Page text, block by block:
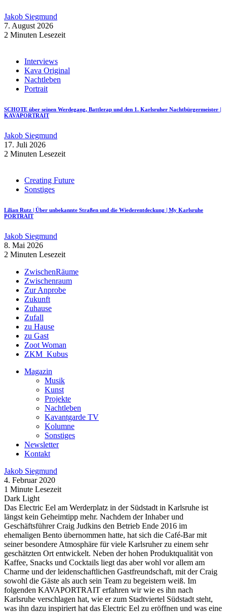
Jakob Siegmund
7. August 2026
2 Minuten Lesezeit
Interviews
Kava Original
Nachtleben
Portrait
SCHOTE über seinen Werdegang, Battlerap und den 1. Karlsruher Nachtbürgermeister |
KAVAPORTRAIT
Jakob Siegmund
17. Juli 2026
2 Minuten Lesezeit
Creating Future
Sonstiges
Lilian Rutz | Über unbekannte Straßen und die Wiederentdeckung | My Karlsruhe
PORTRAIT
Jakob Siegmund
8. Mai 2026
2 Minuten Lesezeit
ZwischenRäume
Zwischenraum
Zur Anprobe
Zukunft
Zuhause
Zufall
zu Hause
zu Gast
Zoot Woman
ZKM_Kubus
Magazin
Musik
Kunst
Projekte
Nachtleben
Kavantgarde TV
Kolumne
Sonstiges
Newsletter
Kontakt
Jakob Siegmund
4. Februar 2020
1 Minute Lesezeit
Dark Light
Das Electric Eel am Werderplatz in der Südstadt in Karlsruhe ist
längst kein Geheimtipp mehr. Nachdem der Inhaber und
Geschäftsführer Craig Judkins den Betrieb Ende 2016 im
ehemaligen Bento übernommen hatte, hat sich die Café-Bar mit
seiner besondere Atmosphäre für viele Karlsruher zu einem sehr
geschätzten Ort entwickelt. Neben der hohen Produktqualität von
Kaffee, Snacks und Cocktails liegt das aber wohl vor allem am
Charme und der leidenschaftlichen Gastfreundschaft, mit der Craig
sowohl die Gäste als auch sein Team zu begeistern weiß. Im
folgenden KAVAPORTRAIT erfahren wir wie es ihn nach
Karlsruhe verschlagen hat, wie er zum Stadtviertel Südstadt steht,
was ihn dazu inspiriert hat das Electric Eel zu eröffnen und was eine